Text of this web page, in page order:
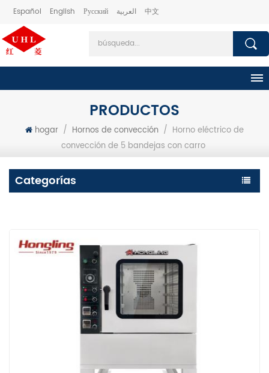
Español English Русский العربية 中文
PRODUCTOS
hogar / Hornos de convección / Horno eléctrico de
convección de 5 bandejas con carro
Categorías